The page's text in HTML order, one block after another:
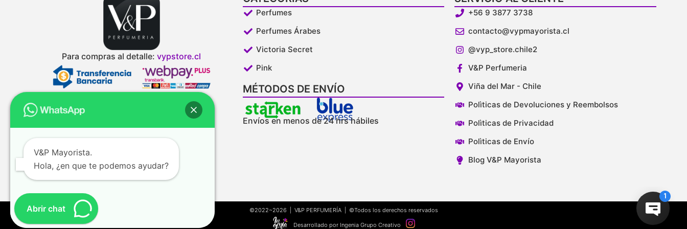
Para compras al detalle:vypstore.cl
Perfumes
Perfumes Árabes
Victoria Secret
Pink
MÉTODOS DE ENVÍO
Envíos en menos de 24 hrs hábiles
+56 9 3877 3738
contacto@vypmayorista.cl
@vyp_store.chile2
V&P Perfumeria
Viña del Mar - Chile
Polìticas de Devoluciones y Reembolsos
Polìticas de Privacidad
Polìticas de Envío
Blog V&P Mayorista
©2022~2026 | V&P PERFUMERÍA | ©Todos los derechos reservados
Desarrollado por Ingenia Grupo Creativo
V&P Mayorista.
Hola, ¿en que te podemos ayudar?
Abrir chat